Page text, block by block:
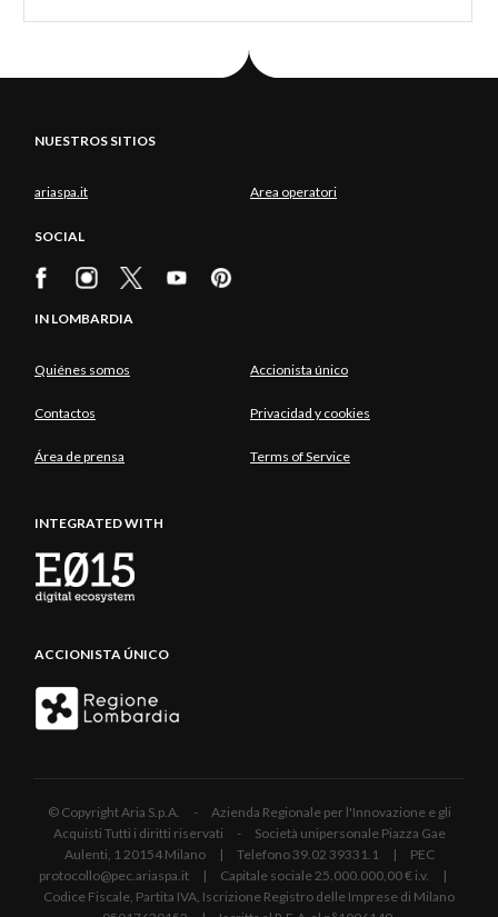
NUESTROS SITIOS
ariaspa.it Area operatori
SOCIAL
IN LOMBARDIA
Quiénes somos Accionista único
Contactos Privacidad y cookies
Área de prensa Terms of Service
INTEGRATED WITH
ACCIONISTA ÚNICO
© Copyright Aria S.p.A. - Azienda Regionale per l'Innovazione e gli
Acquisti Tutti i diritti riservati - Società unipersonale Piazza Gae
Aulenti, 1 20154 Milano | Telefono 39.02 39331.1 | PEC
protocollo@pec.ariaspa.it | Capitale sociale 25.000.000,00 € i.v. |
Codice Fiscale, Partita IVA, Iscrizione Registro delle Imprese di Milano